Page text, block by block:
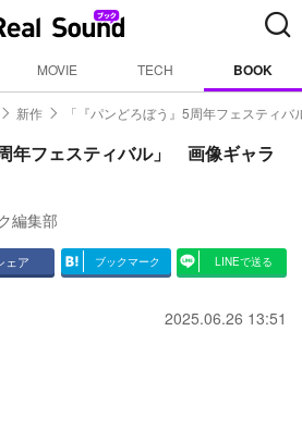
MOVIE TECH BOOK
新作 「『パンどろぼう』5周年フェスティバ
年フェスティバル」 画像ギャラ
編集部
ェア ブックマーク LINEで送る
2025.06.26 13:51